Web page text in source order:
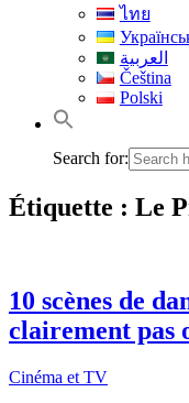
ไทย
العربية
Čeština
Polski
Search for:
Étiquette : Le
10 scènes de
clairement pas
Cinéma et TV